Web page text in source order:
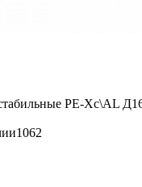
PE-Xc\AL
1062